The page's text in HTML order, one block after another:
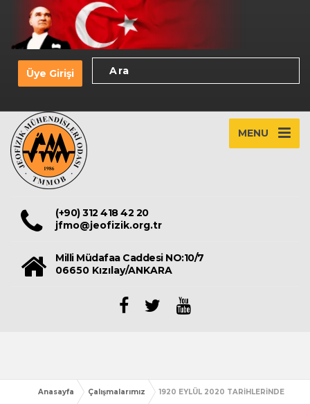
Üye Girişi
MENU
(+90) 312 418 42 20
jfmo@jeofizik.org.tr
Milli Müdafaa Caddesi NO:10/7
06650 Kızılay/ANKARA
Anasayfa Çalışmalarımız
1920 EYLÜL 2020 TARİHLERİNDE